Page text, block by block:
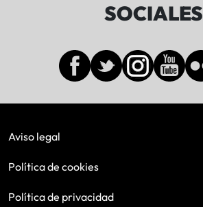
SOCIALES
Aviso legal
Política de cookies
Política de privacidad